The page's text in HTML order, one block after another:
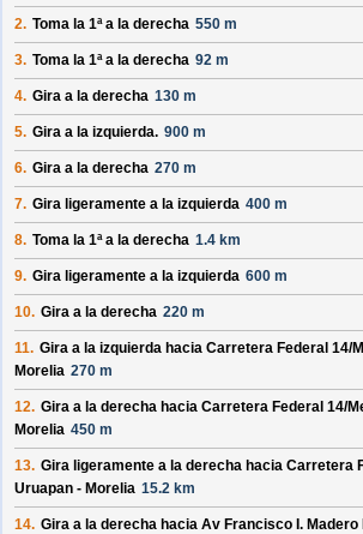
2. Toma la 1ª a la derecha 550 m
3. Toma la 1ª a la derecha 92 m
4. Gira a la derecha 130 m
5. Gira a la izquierda. 900 m
6. Gira a la derecha 270 m
7. Gira ligeramente a la izquierda 400 m
8. Toma la 1ª a la derecha 1.4 km
9. Gira ligeramente a la izquierda 600 m
10. Gira a la derecha 220 m
11. Gira a la izquierda hacia Carretera Federal 14/
Morelia 270 m
12. Gira a la derecha hacia Carretera Federal 14/
Morelia 450 m
13. Gira ligeramente a la derecha hacia Carretera
Uruapan - Morelia 15.2 km
14. Gira a la derecha hacia Av Francisco I. Madero